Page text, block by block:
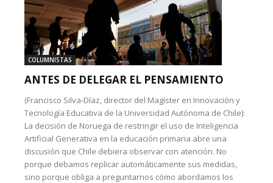
COLUMNISTAS
ANTES DE DELEGAR EL PENSAMIENTO
(Francisco Silva-Díaz, director del Magíster en Innovación y
Tecnología Educativa de la Universidad Autónoma de Chile):
La decisión de Noruega de restringir el uso de Inteligencia
Artificial Generativa en la educación primaria abre una
discusión que Chile debiera observar con atención. No
porque debamos replicar automáticamente sus medidas,
sino porque obliga a preguntarnos cómo abordamos los